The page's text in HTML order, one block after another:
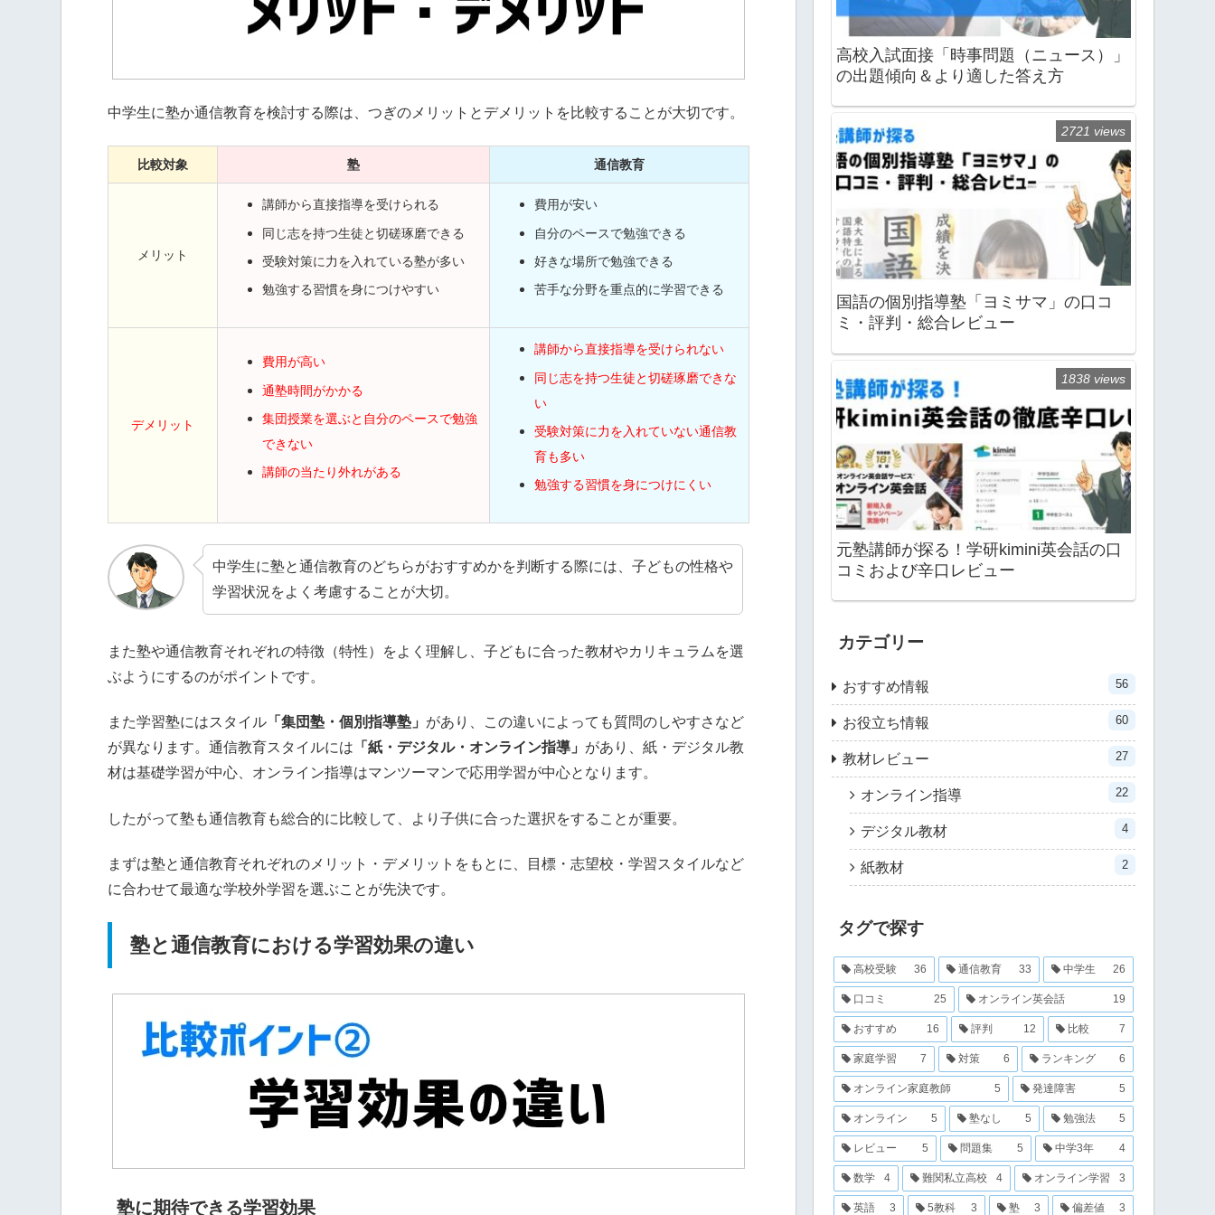
中学生に塾か通信教育を検討する際は、つぎのメリットとデメリットを比較することが大切です。
比較対象 塾 通信教育
メリット
講師から直接指導を受けられる
同じ志を持つ生徒と切磋琢磨できる
受験対策に力を入れている塾が多い
勉強する習慣を身につけやすい
費用が安い
自分のペースで勉強できる
好きな場所で勉強できる
苦手な分野を重点的に学習できる
デメリット
費用が高い
通塾時間がかかる
集団授業を選ぶと自分のペースで勉強
できない
講師の当たり外れがある
講師から直接指導を受けられない
同じ志を持つ生徒と切磋琢磨できな
い
受験対策に力を入れていない通信教
育も多い
勉強する習慣を身につけにくい
中学生に塾と通信教育のどちらがおすすめかを判断する際には、子どもの性格や
学習状況をよく考慮することが大切。
また塾や通信教育それぞれの特徴（特性）をよく理解し、子どもに合った教材やカリキュラムを選
ぶようにするのがポイントです。
また学習塾にはスタイル 「集団塾・個別指導塾」 があり、この違いによっても質問のしやすさなど
が異なります。通信教育スタイルには 「紙・デジタル・オンライン指導」 があり、紙・デジタル教
材は基礎学習が中心、オンライン指導はマンツーマンで応用学習が中心となります。
したがって塾も通信教育も総合的に比較して、より子供に合った選択をすることが重要。
まずは塾と通信教育それぞれのメリット・デメリットをもとに、目標・志望校・学習スタイルなど
に合わせて最適な学校外学習を選ぶことが先決です。
塾と通信教育における学習効果の違い
塾に期待できる学習効果
高校入試面接「時事問題（ニュース）」
の出題傾向＆より適した答え方
国語の個別指導塾「ヨミサマ」の口コ
ミ・評判・総合レビュー
2721 views
元塾講師が探る！学研kimini英会話の口
コミおよび辛口レビュー
1838 views
カテゴリー
おすすめ情報 56
お役立ち情報 60
教材レビュー 27
オンライン指導 22
デジタル教材 4
紙教材 2
タグで探す
高校受験 36 通信教育 33 中学生 26
口コミ 25 オンライン英会話 19
おすすめ 16 評判 12 比較 7
家庭学習 7 対策 6 ランキング 6
オンライン家庭教師 5 発達障害 5
オンライン 5 塾なし 5 勉強法 5
レビュー 5 問題集 5 中学3年 4
数学 4 難関私立高校 4 オンライン学習 3
英語 3 5教科 3 塾 3 偏差値 3